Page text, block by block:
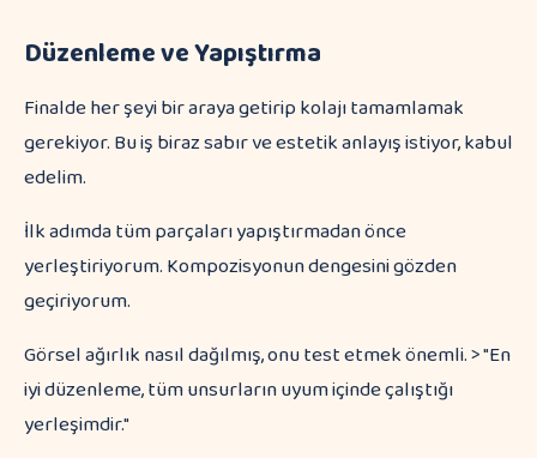
Düzenleme ve Yapıştırma
Finalde her şeyi bir araya getirip kolajı tamamlamak
gerekiyor. Bu iş biraz sabır ve estetik anlayış istiyor, kabul
edelim.
İlk adımda tüm parçaları yapıştırmadan önce
yerleştiriyorum. Kompozisyonun dengesini gözden
geçiriyorum.
Görsel ağırlık nasıl dağılmış, onu test etmek önemli. > "En
iyi düzenleme, tüm unsurların uyum içinde çalıştığı
yerleşimdir."